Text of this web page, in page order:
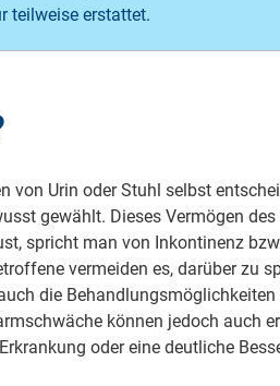
teilweise erstattet.
von Urin oder Stuhl selbst
gewählt. Dieses Vermögen
spricht man von Inkontinenz
vermeiden es, darüber zu
die
können jedoch auch
oder eine deutliche